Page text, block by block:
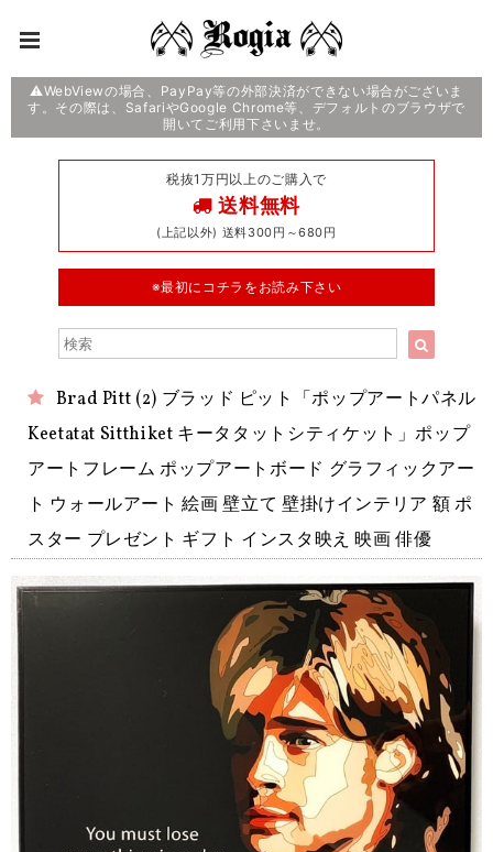
⚠️WebViewの場合、PayPay等の外部決済ができない場合がございま
す。その際は、SafariやGoogle Chrome等、デフォルトのブラウザで
開いてご利用下さいませ。
税抜1万円以上のご購入で
送料無料
(上記以外) 送料300円～680円
※最初にコチラをお読み下さい
Brad Pitt (2) ブラッド ピット「ポップアートパネル
Keetatat Sitthiket キータタットシティケット」ポップ
アートフレーム ポップアートボード グラフィックアー
ト ウォールアート 絵画 壁立て 壁掛けインテリア 額 ポ
スター プレゼント ギフト インスタ映え 映画 俳優